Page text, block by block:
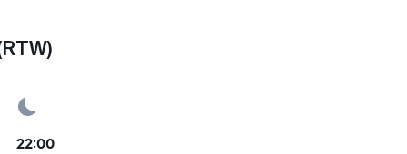
22:00